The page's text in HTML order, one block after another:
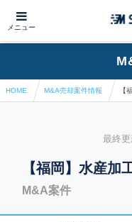
メニュー
HOME M&A売却案件情報 【
最終
【福岡】水産加
M&A案件